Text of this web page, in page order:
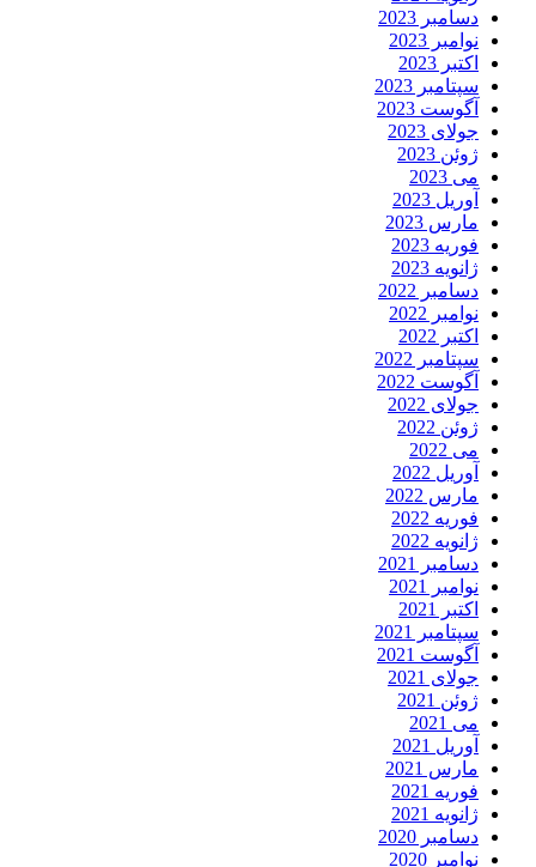
دسامبر 2023
نوامبر 2023
اکتبر 2023
سپتامبر 2023
آگوست 2023
جولای 2023
ژوئن 2023
می 2023
آوریل 2023
مارس 2023
فوریه 2023
ژانویه 2023
دسامبر 2022
نوامبر 2022
اکتبر 2022
سپتامبر 2022
آگوست 2022
جولای 2022
ژوئن 2022
می 2022
آوریل 2022
مارس 2022
فوریه 2022
ژانویه 2022
دسامبر 2021
نوامبر 2021
اکتبر 2021
سپتامبر 2021
آگوست 2021
جولای 2021
ژوئن 2021
می 2021
آوریل 2021
مارس 2021
فوریه 2021
ژانویه 2021
دسامبر 2020
نوامبر 2020